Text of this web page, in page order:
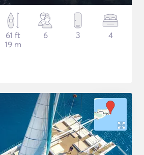
61 ft
19 m
6 3 4